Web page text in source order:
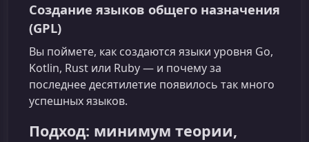
Создание языков общего назначения
(GPL)
Вы поймете, как создаются языки уровня Go,
Kotlin, Rust или Ruby — и почему за
последнее десятилетие появилось так много
успешных языков.
Подход: минимум теории,